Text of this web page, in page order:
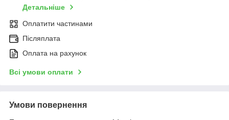
Детальніше
Оплатити частинами
Післяплата
Оплата на рахунок
Всі умови оплати
Умови повернення